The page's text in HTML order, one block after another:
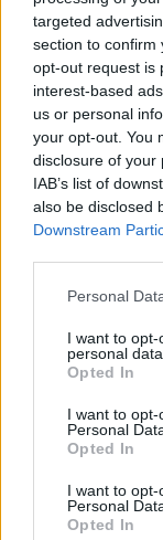
targeted
section to confirm
opt-out request is
interest-based
us or personal
your opt-out. You
disclosure of your
IAB’s list of
also be disclosed
Downstream
Please note that
not limited to
grant or deny
use your data for
consent section.
Personal
I want to
personal data.
Opted In
I want to
Personal
Opted In
I want to
Personal
Opted In
Gellérfi Gergő
Domenicali:
Az utóbbi
akár hátat is